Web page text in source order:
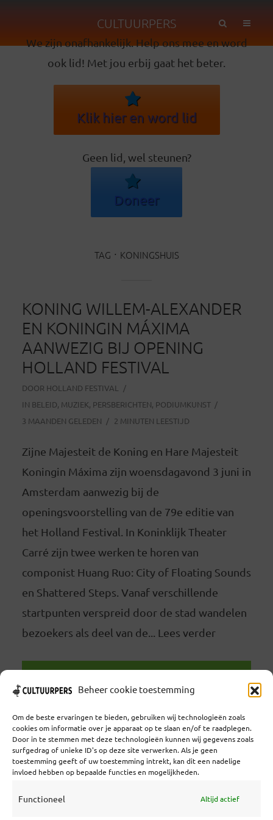
Beheer cookie toestemming
Om de beste ervaringen te bieden, gebruiken wij technologieën zoals
cookies om informatie over je apparaat op te slaan en/of te raadplegen.
Door in te stemmen met deze technologieën kunnen wij gegevens zoals
surfgedrag of unieke ID's op deze site verwerken. Als je geen
toestemming geeft of uw toestemming intrekt, kan dit een nadelige
invloed hebben op bepaalde functies en mogelijkheden.
Functioneel Altijd actief
CULTUURPERS
We zijn onafhankelijk. Help ons mee en word
ook lid! Met jou erbij gaat het beter.
Klik hier en word lid
Geen lid, wel steunen?
Doneer
TAG KONINGSHUIS
KONING WILLEM-ALEXANDER
EN KONINGIN MÁXIMA
AANWEZIG BIJ OPENING
HOLLAND FESTIVAL
DOOR HOLLAND FESTIVAL
IN BELEID, MUZIEK, PERSBERICHTEN, PODIUMKUNST
3 MAANDEN GELEDEN
2 MINUTEN LEESTIJD
Zijne Majesteit de Koning en Hare Majesteit
Koningin Máxima zijn woensdagavond 3 juni in
Amsterdam aanwezig bij de
openingsvoorstelling van de 79e editie van
het Holland Festival. In Koninklijk Theater
Carré zijn twee werken te horen van
componist Huang Ruo: City of Floating Sounds
en Shattered Steps. Vanaf verschillende
startpunten verspreid door de stad wandelen
bezoekers als deel van de... Lees verder
Coöperatief Cultureel Persbureau U.A. | Salzburg 29 |
3524KS Utrecht | KvK: 55573592 |Btw: